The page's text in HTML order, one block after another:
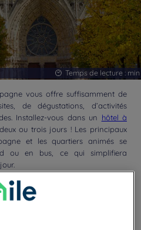
vous offre suffisamment de
de dégustations, d’activités
Installez-vous dans un hôtel à
ou trois jours ! Les principaux
et les quartiers animés se
ou en bus, ce qui simplifiera
de Reims et le
Temps de lecture : min